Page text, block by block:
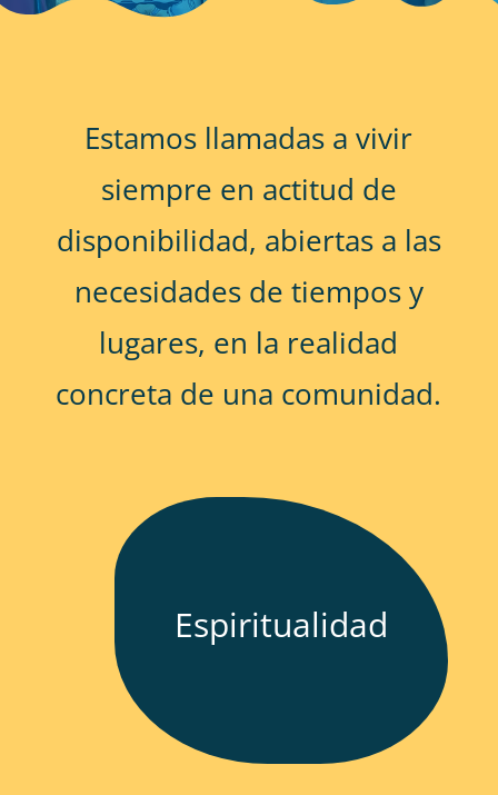
Estamos llamadas a vivir
siempre en actitud de
disponibilidad, abiertas a las
necesidades de tiempos y
lugares, en la realidad
concreta de una comunidad.
Espiritualidad